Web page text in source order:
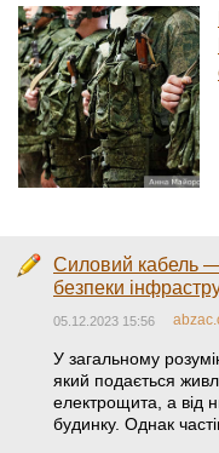
Силовий кабель
безпеки
05.12.2023 15:56
У загальному
який подається
електрощита, а від
будинку. Однак